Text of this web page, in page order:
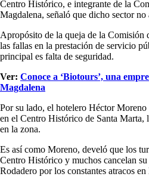
Centro Histórico, e integrante de la
Magdalena, señaló que dicho sector no
Apropósito de la queja de la Comisión
las fallas en la prestación de servicio
principal es falta de seguridad.
Ver: Conoce a ‘Biotours’, una
Magdalena
Por su lado, el hotelero Héctor
en el Centro Histórico de Santa Marta,
en la zona.
Es así como Moreno, develó que los
Centro Histórico y muchos cancelan
Rodadero por los constantes atracos en